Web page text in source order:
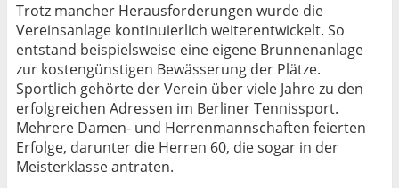
Trotz mancher Herausforderungen wurde die
Vereinsanlage kontinuierlich weiterentwickelt. So
entstand beispielsweise eine eigene Brunnenanlage
zur kostengünstigen Bewässerung der Plätze.
Sportlich gehörte der Verein über viele Jahre zu den
erfolgreichen Adressen im Berliner Tennissport.
Mehrere Damen- und Herrenmannschaften feierten
Erfolge, darunter die Herren 60, die sogar in der
Meisterklasse antraten.